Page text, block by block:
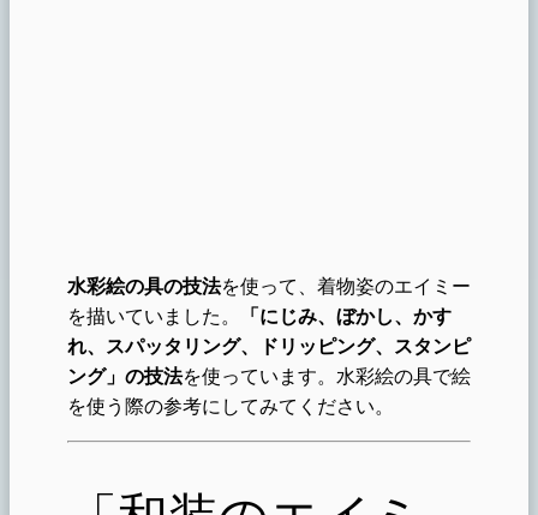
水彩絵の具の技法を使って、着物姿のエイミー
を描いていました。
「にじみ、ぼかし、かす
れ、スパッタリング、ドリッピング、スタンピ
ング」の技法を使っています。水彩絵の具で絵
を使う際の参考にしてみてください。